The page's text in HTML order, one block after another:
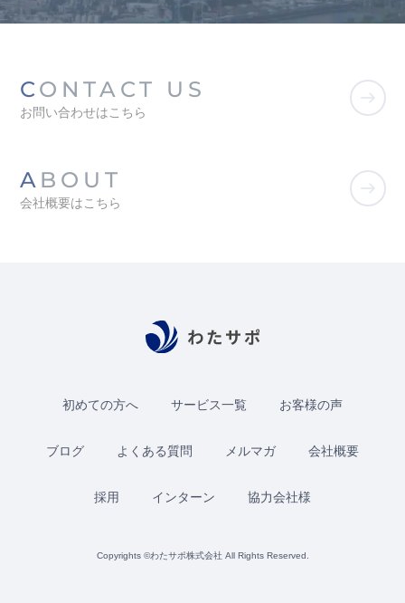
CONTACT US
お問い合わせはこちら
ABOUT
会社概要はこちら
初めての方へ サービス一覧 お客様の声
ブログ よくある質問 メルマガ 会社概要
採用 インターン 協力会社様
Copyrights ©わたサポ株式会社 All Rights Reserved.